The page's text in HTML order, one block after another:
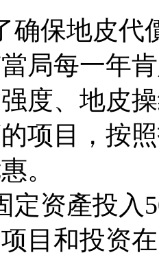
确保地皮代
局每一年
度、地皮
项目，按
。
定资產投入
目和投资